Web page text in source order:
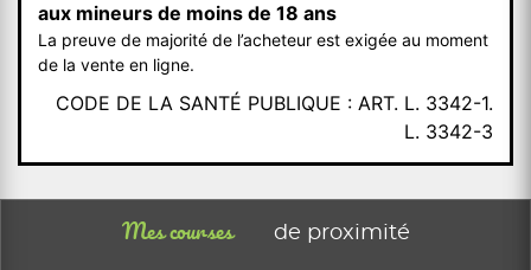
aux mineurs de moins de 18 ans
La preuve de majorité de l’acheteur est exigée au moment
de la vente en ligne.
CODE DE LA SANTÉ PUBLIQUE : ART. L. 3342-1.
L. 3342-3
Mes courses de proximité